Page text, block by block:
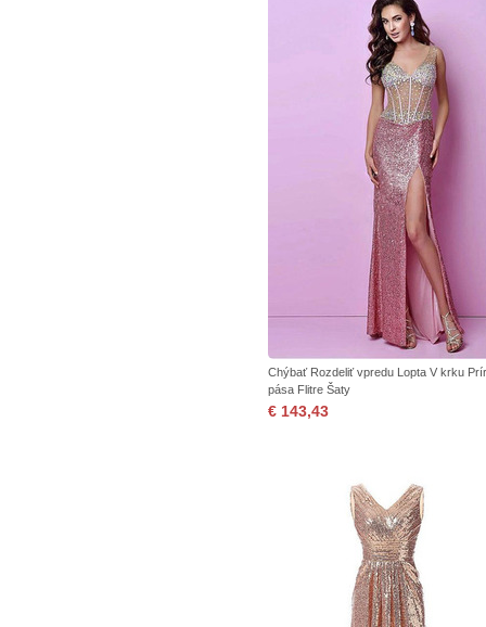
Chýbať Rozdeliť vpredu Lopta V krku
pása Flitre Šaty
€ 143,43